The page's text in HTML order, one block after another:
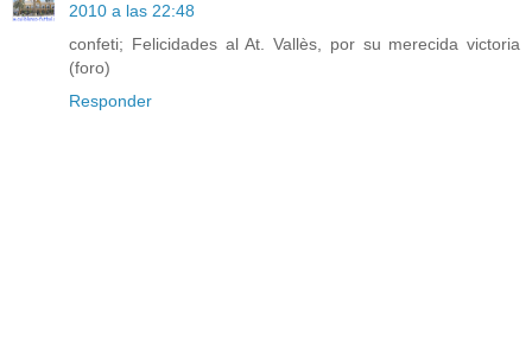
2010 a las 22:48
confeti; Felicidades al At. Vallès, por su merecida victoria
(foro)
Responder